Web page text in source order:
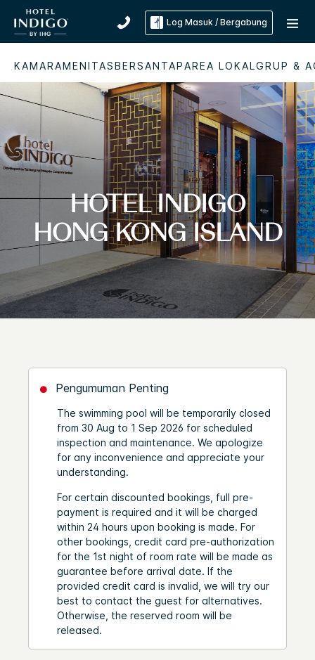
Log Masuk / Bergabung
KAMARAMENITASBERSANTAPAREA LOKALGRUP &
HOTEL INDIGO
HONG KONG ISLAND
Pengumuman Penting
The swimming pool will be temporarily closed
from 30 Aug to 1 Sep 2026 for scheduled
inspection and maintenance. We apologize
for any inconvenience and appreciate your
understanding.
For certain discounted bookings, full pre-
payment is required and it will be charged
within 24 hours upon booking is made. For
other bookings, credit card pre-authorization
for the 1st night of room rate will be made as
guarantee before arrival date. If the
provided credit card is invalid, we will try our
best to contact the guest for alternatives.
Otherwise, the reserved room will be
released.